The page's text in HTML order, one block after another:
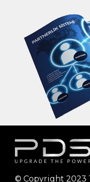
© Copyright 2023